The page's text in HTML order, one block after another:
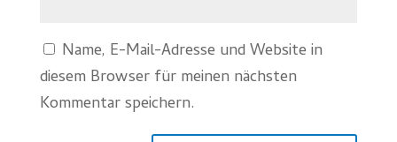
Name, E-Mail-Adresse und Website in
diesem Browser für meinen nächsten
Kommentar speichern.